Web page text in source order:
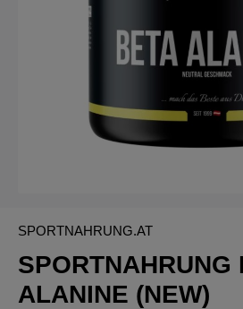
SPORTNAHRUNG.AT
SPORTNAHRUNG
ALANINE (NEW)